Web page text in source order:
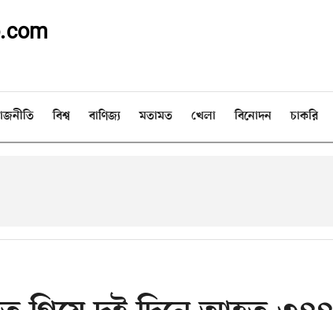
বিশ্ব বাণিজ্য মতামত খেলা বিনোদন চাকরি